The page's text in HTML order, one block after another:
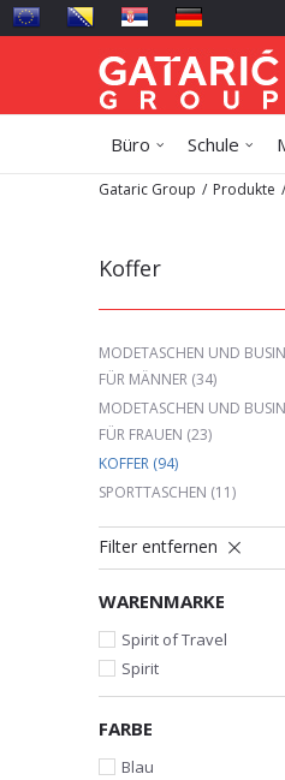
Büro Schule
Gataric Group Produkte
Koffer
MODETASCHEN UND
FÜR MÄNNER (34)
MODETASCHEN UND
FÜR FRAUEN (23)
KOFFER (94)
SPORTTASCHEN (11)
Filter entfernen
WARENMARKE
Spirit of Travel
Spirit
FARBE
Blau